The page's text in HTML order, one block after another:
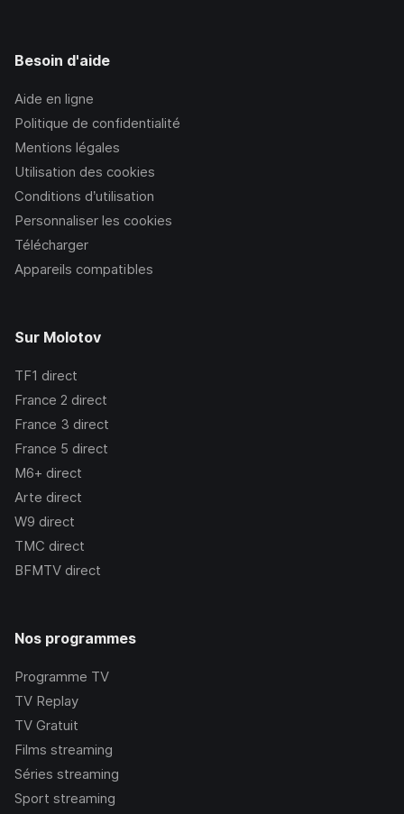
Besoin d'aide
Aide en ligne
Politique de confidentialité
Mentions légales
Utilisation des cookies
Conditions d’utilisation
Personnaliser les cookies
Télécharger
Appareils compatibles
Sur Molotov
TF1 direct
France 2 direct
France 3 direct
France 5 direct
M6+ direct
Arte direct
W9 direct
TMC direct
BFMTV direct
Nos programmes
Programme TV
TV Replay
TV Gratuit
Films streaming
Séries streaming
Sport streaming